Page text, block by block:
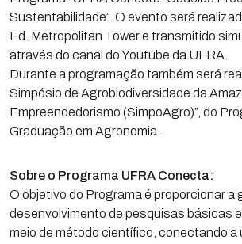
Sustentabilidade”. O evento será
Ed. Metropolitan Tower e transmitido
através do canal do Youtube da UFRA.
Durante a programação também será
Simpósio de Agrobiodiversidade da
Empreendedorismo (SimpoAgro)”, do
Graduação em Agronomia.
Sobre o Programa UFRA Conecta:
O objetivo do Programa é proporcionar a
desenvolvimento de pesquisas básicas
meio de método científico, conectando a